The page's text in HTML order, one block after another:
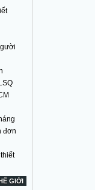
đơn
GIỚI